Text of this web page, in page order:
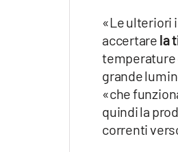
«Le ulteriori
accertare la
temperature
grande
«che
quindi la
correnti